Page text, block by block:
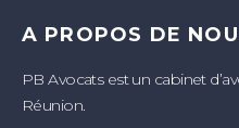
A PROPOS DE
PB Avocats est un cabinet
Réunion.